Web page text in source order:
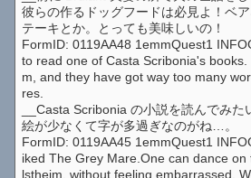
彼らの作るドッグフードは必見よ！ベ
テーキとか。とっても美味しいの！
FormID: 0119AA48 1emmQuest1
to read one of Casta Scribonia's
m, and they have got way too many
res.
__Casta Scribonia の小説を読んでみた
絵が少なくて字が多過ぎなのがね…。
FormID: 0119AA45 1emmQuest1
iked The Grey Mare.One can dance
lstheim, without feeling embarrassed.